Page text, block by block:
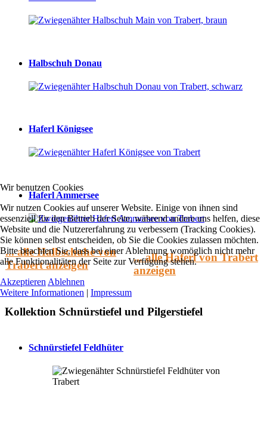
Halbschuh Donau
Haferl Königsee
Haferl Ammersee
... alle Halbschuhe von
Trabert anzeigen
... alle Haferl von Trabert
anzeigen
Kollektion Schnürstiefel und Pilgerstiefel
Schnürstiefel Feldhüter
Wir benutzen Cookies
Wir nutzen Cookies auf unserer Website. Einige von ihnen sind
essenziell für den Betrieb der Seite, während andere uns helfen, diese
Website und die Nutzererfahrung zu verbessern (Tracking Cookies).
Sie können selbst entscheiden, ob Sie die Cookies zulassen möchten.
Bitte beachten Sie, dass bei einer Ablehnung womöglich nicht mehr
alle Funktionalitäten der Seite zur Verfügung stehen.
Akzeptieren Ablehnen
Weitere Informationen | Impressum